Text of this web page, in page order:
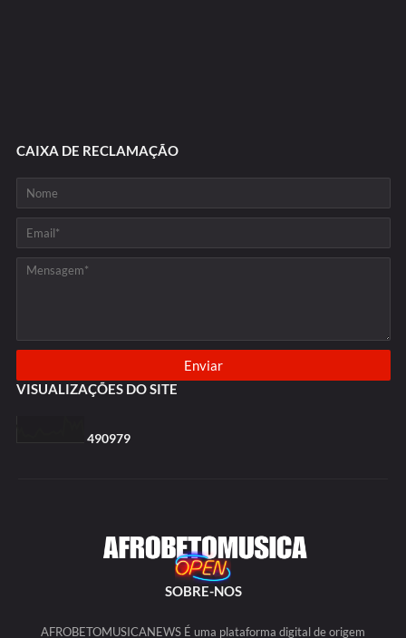
CAIXA DE RECLAMAÇÃO
VISUALIZAÇÕES DO SITE
490979
SOBRE-NOS
AFROBETOMUSICANEWS É uma plataforma digital de origem